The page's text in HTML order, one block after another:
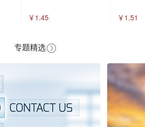
￥1.45 ￥1.51
专题精选